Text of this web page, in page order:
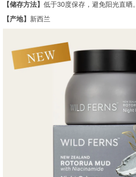
【储存方法】 低于30度保存，避免阳光直晒。
【产地】 新西兰